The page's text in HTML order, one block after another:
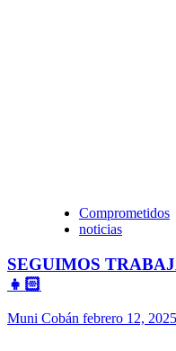
Comprometidos
noticias
SEGUIMOS
👧🏻
Muni Cobán febrero 12, 2025